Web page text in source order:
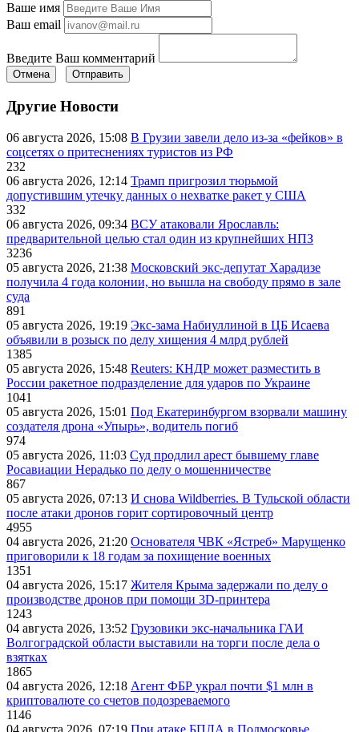
Ваше имя
Ваш email
Введите Ваш комментарий
Отмена Отправить
Другие Новости
06 августа 2026, 15:08 В Грузии завели дело из-за «фейков» в
соцсетях о притеснениях туристов из РФ
232
06 августа 2026, 12:14 Трамп пригрозил тюрьмой
допустившим утечку данных о нехватке ракет у США
332
06 августа 2026, 09:34 ВСУ атаковали Ярославль:
предварительной целью стал один из крупнейших НПЗ
3236
05 августа 2026, 21:38 Московский экс-депутат Харадизе
получила 4 года колонии, но вышла на свободу прямо в зале
суда
891
05 августа 2026, 19:19 Экс-зама Набиуллиной в ЦБ Исаева
объявили в розыск по делу хищения 4 млрд рублей
1385
05 августа 2026, 15:48 Reuters: КНДР может разместить в
России ракетное подразделение для ударов по Украине
1041
05 августа 2026, 15:01 Под Екатеринбургом взорвали машину
создателя дрона «Упырь», водитель погиб
974
05 августа 2026, 11:03 Суд продлил арест бывшему главе
Росавиации Нерадько по делу о мошенничестве
867
05 августа 2026, 07:13 И снова Wildberries. В Тульской области
после атаки дронов горит сортировочный центр
4955
04 августа 2026, 21:20 Основателя ЧВК «Ястреб» Марущенко
приговорили к 18 годам за похищение военных
1351
04 августа 2026, 15:17 Жителя Крыма задержали по делу о
производстве дронов при помощи 3D‑принтера
1243
04 августа 2026, 13:52 Грузовики экс-начальника ГАИ
Волгоградской области выставили на торги после дела о
взятках
1865
04 августа 2026, 12:18 Агент ФБР украл почти $1 млн в
криптовалюте со счетов подозреваемого
1146
04 августа 2026, 07:19 При атаке БПЛА в Подмосковье